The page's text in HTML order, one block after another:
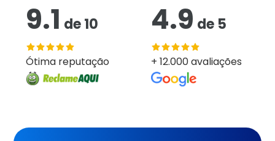
9.1 de10
Ótima reputação
4.9 de 5
+ 12.000 avaliações